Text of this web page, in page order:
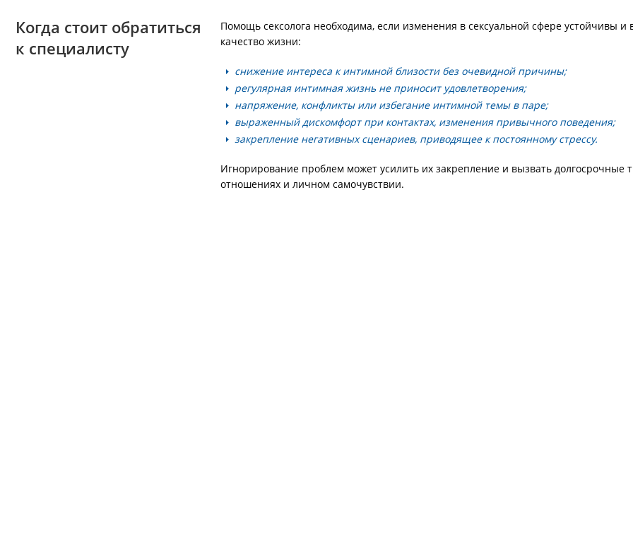
Когда стоит обратиться
к специалисту
Помощь сексолога необходима, если изменения в сексуальной сфере устойчивы и
качество жизни:
снижение интереса к интимной близости без очевидной причины;
регулярная интимная жизнь не приносит удовлетворения;
напряжение, конфликты или избегание интимной темы в паре;
выраженный дискомфорт при контактах, изменения привычного поведения;
закрепление негативных сценариев, приводящее к постоянному стрессу.
Игнорирование проблем может усилить их закрепление и вызвать долгосрочные
отношениях и личном самочувствии.